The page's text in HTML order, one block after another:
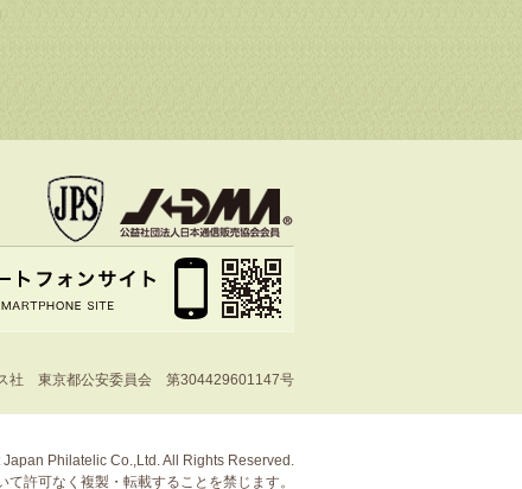
社 東京都公安委員会 第304429601147号
Philatelic Co.,Ltd. All Rights Reserved.
許可なく複製・転載することを禁じます。